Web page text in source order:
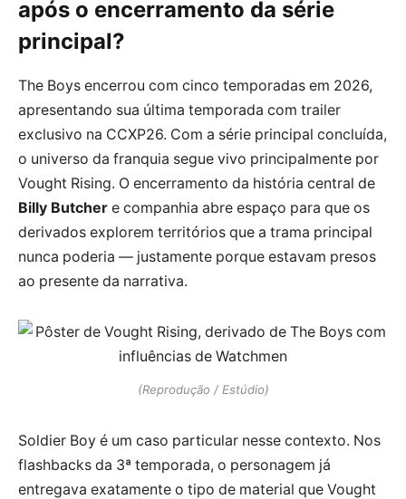
após o encerramento da série
principal?
The Boys encerrou com cinco temporadas em 2026,
apresentando sua última temporada com trailer
exclusivo na CCXP26. Com a série principal concluída,
o universo da franquia segue vivo principalmente por
Vought Rising. O encerramento da história central de
Billy Butcher e companhia abre espaço para que os
derivados explorem territórios que a trama principal
nunca poderia — justamente porque estavam presos
ao presente da narrativa.
(Reprodução / Estúdio)
Soldier Boy é um caso particular nesse contexto. Nos
flashbacks da 3ª temporada, o personagem já
entregava exatamente o tipo de material que Vought